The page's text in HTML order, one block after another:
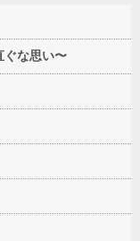
ぐな思い〜